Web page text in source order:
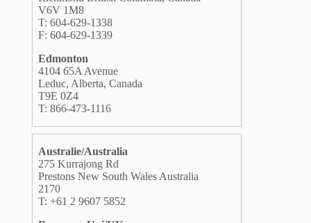
V6V 1M8
T: 604-629-1338
F: 604-629-1339
Edmonton
4104 65A Avenue
Leduc, Alberta, Canada
T9E 0Z4
T: 866-473-1116
Australie/Australia
275 Kurrajong Rd
Prestons New South Wales Australia
2170
T: +61 2 9607 5852